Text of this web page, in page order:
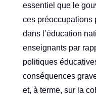
essentiel que le
ces préoccupations
dans l’éducation
enseignants par
politiques
conséquences
et, à terme, sur la